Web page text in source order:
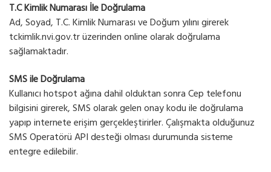
T.C Kimlik Numarası İle Doğrulama
Ad, Soyad, T.C. Kimlik Numarası ve Doğum yılını girerek
tckimlik.nvi.gov.tr üzerinden online olarak doğrulama
sağlamaktadır.
SMS ile Doğrulama
Kullanıcı hotspot ağına dahil olduktan sonra Cep telefonu
bilgisini girerek, SMS olarak gelen onay kodu ile doğrulama
yapıp internete erişim gerçekleştirirler. Çalışmakta olduğunuz
SMS Operatörü API desteği olması durumunda sisteme
entegre edilebilir.